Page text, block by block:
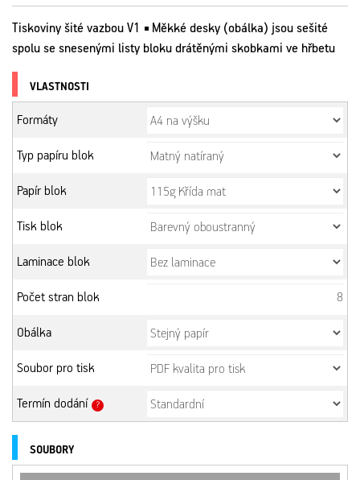
Tiskoviny šité vazbou V1 ￭ Měkké desky (obálka) jsou sešité
spolu se snesenými listy bloku drátěnými skobkami ve hřbetu
VLASTNOSTI
Formáty
Typ papíru blok
Papír blok
Tisk blok
Laminace blok
Počet stran blok
Obálka
Soubor pro tisk
Termín dodání ?
SOUBORY